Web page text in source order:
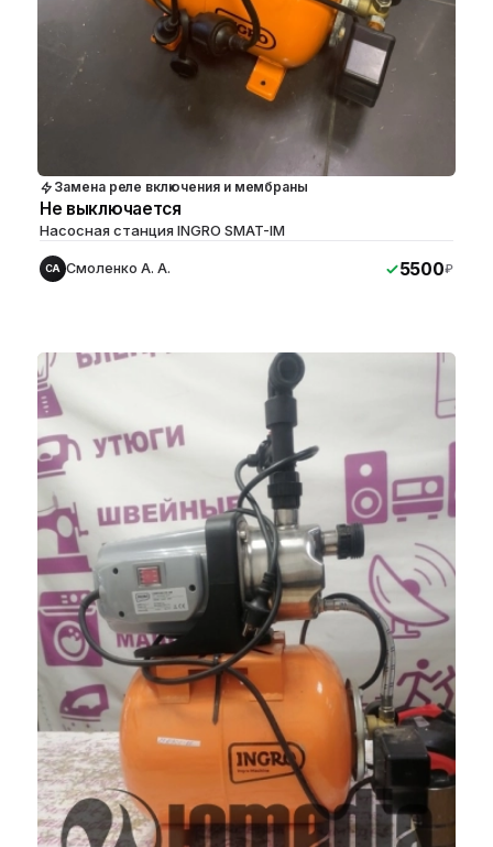
Замена реле включения и мембраны
Не выключается
Насосная станция INGRO SMAT-IM
СА Смоленко А. А. 5500₽